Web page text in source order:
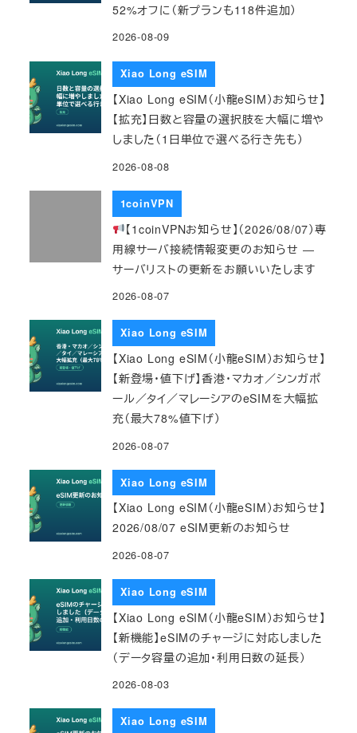
52%オフに（新プランも118件追加）
2026-08-09
Xiao Long eSIM
【Xiao Long eSIM（小龍eSIM）お知らせ】
【拡充】日数と容量の選択肢を大幅に増や
しました（1日単位で選べる行き先も）
2026-08-08
1coinVPN
【1coinVPNお知らせ】（2026/08/07）専
用線サーバ接続情報変更のお知らせ ―
サーバリストの更新をお願いいたします
2026-08-07
Xiao Long eSIM
【Xiao Long eSIM（小龍eSIM）お知らせ】
【新登場・値下げ】香港・マカオ／シンガポ
ール／タイ／マレーシアのeSIMを大幅拡
充（最大78%値下げ）
2026-08-07
Xiao Long eSIM
【Xiao Long eSIM（小龍eSIM）お知らせ】
2026/08/07 eSIM更新のお知らせ
2026-08-07
Xiao Long eSIM
【Xiao Long eSIM（小龍eSIM）お知らせ】
【新機能】eSIMのチャージに対応しました
（データ容量の追加・利用日数の延長）
2026-08-03
Xiao Long eSIM